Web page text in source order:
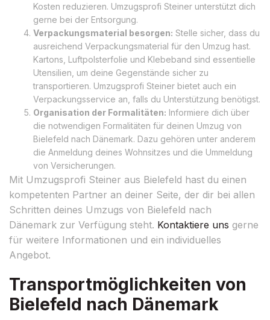
Kosten reduzieren. Umzugsprofi Steiner unterstützt dich
gerne bei der Entsorgung.
Verpackungsmaterial besorgen: Stelle sicher, dass du
ausreichend Verpackungsmaterial für den Umzug hast.
Kartons, Luftpolsterfolie und Klebeband sind essentielle
Utensilien, um deine Gegenstände sicher zu
transportieren. Umzugsprofi Steiner bietet auch ein
Verpackungsservice an, falls du Unterstützung benötigst.
Organisation der Formalitäten: Informiere dich über
die notwendigen Formalitäten für deinen Umzug von
Bielefeld nach Dänemark. Dazu gehören unter anderem
die Anmeldung deines Wohnsitzes und die Ummeldung
von Versicherungen.
Mit Umzugsprofi Steiner aus Bielefeld hast du einen
kompetenten Partner an deiner Seite, der dir bei allen
Schritten deines Umzugs von Bielefeld nach
Dänemark zur Verfügung steht. Kontaktiere uns gerne
für weitere Informationen und ein individuelles
Angebot.
Transportmöglichkeiten von
Bielefeld nach Dänemark